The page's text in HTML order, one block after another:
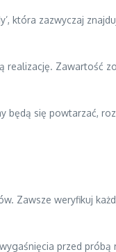
która zazwyczaj
realizację. Zawartość
będą się powtarzać,
Zawsze weryfikuj
przed próbą